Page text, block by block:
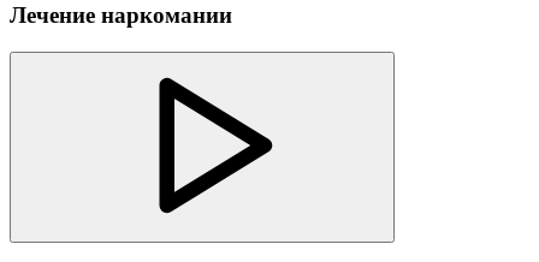
Лечение наркомании